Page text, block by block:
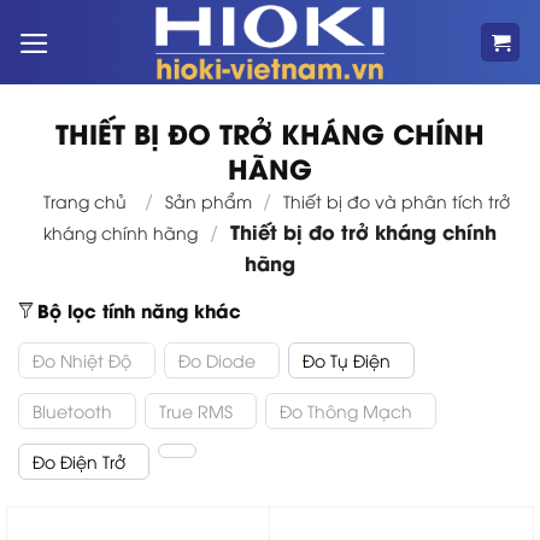
qua
THIẾT BỊ ĐO TRỞ KHÁNG CHÍNH
HÃNG
Trang chủ / Sản phẩm / Thiết bị đo và phân tích trở
kháng chính hãng
/ Thiết bị đo trở kháng chính
hãng
Bộ lọc tính năng khác
Đo Nhiệt Độ Đo Diode Đo Tụ Điện
Bluetooth True RMS Đo Thông Mạch
Đo Điện Trở